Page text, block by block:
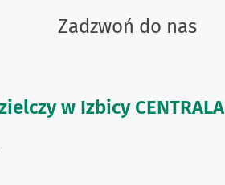
Zadzwoń do nas
w Izbicy CENTRALA